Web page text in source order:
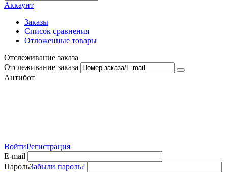
Аккаунт
Заказы
Список сравнения
Отложенные товары
Отслеживание заказа
Отслеживание заказа
Антибот
ВойтиРегистрация
E-mail
ПарольЗабыли пароль?